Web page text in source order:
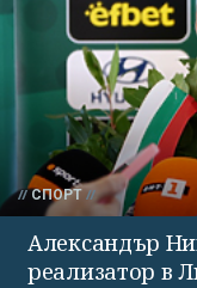
СПОРТ
Александър
реализатор в